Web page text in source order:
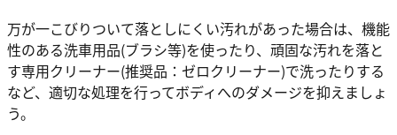
万が一こびりついて落としにくい汚れがあった場合は、機能
性のある洗車用品(ブラシ等)を使ったり、頑固な汚れを落と
す専用クリーナー(推奨品：ゼロクリーナー)で洗ったりする
など、適切な処理を行ってボディへのダメージを抑えましょ
う。